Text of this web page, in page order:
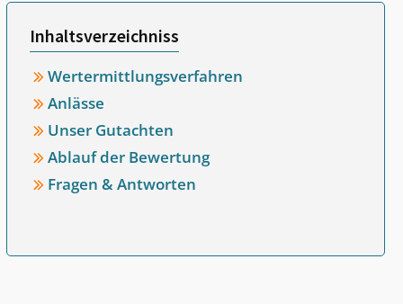
Inhaltsverzeichniss
Wertermittlungsverfahren
Anlässe
Unser Gutachten
Ablauf der Bewertung
Fragen & Antworten